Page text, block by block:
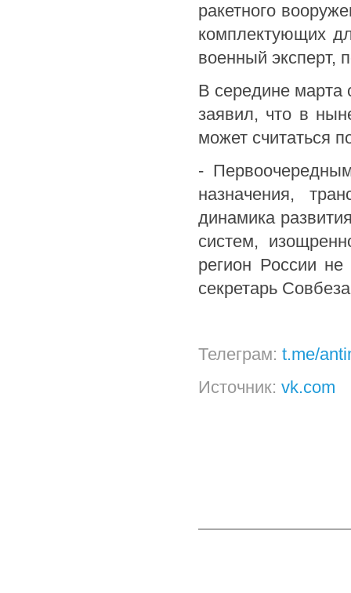
ракетного
комплектующих
военный эксперт,
В середине марта
заявил, что в
может считаться
-
назначения,
динамика
систем,
регион России
секретарь
Телеграм: t.me/
Источник: vk.com